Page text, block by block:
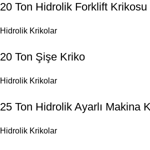
20 Ton Hidrolik Forklift Krikosu
Hidrolik Krikolar
20 Ton Şişe Kriko
Hidrolik Krikolar
25 Ton Hidrolik Ayarlı Makina
Hidrolik Krikolar